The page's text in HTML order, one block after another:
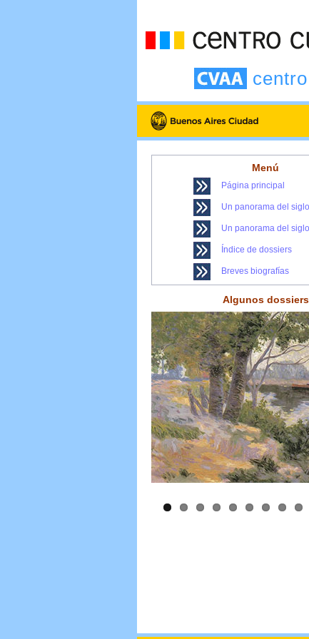
Menú
Página principal
Un panorama del
Un panorama del
Índice de dossiers
Breves biografías
Algunos dossiers